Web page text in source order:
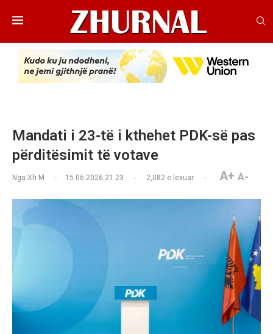
Mandati i 23-të i kthehet PDK-së pas
përditësimit të votave
Nga Xh M 15.06.2026 21:23 2,082 e lexuar A+ A-